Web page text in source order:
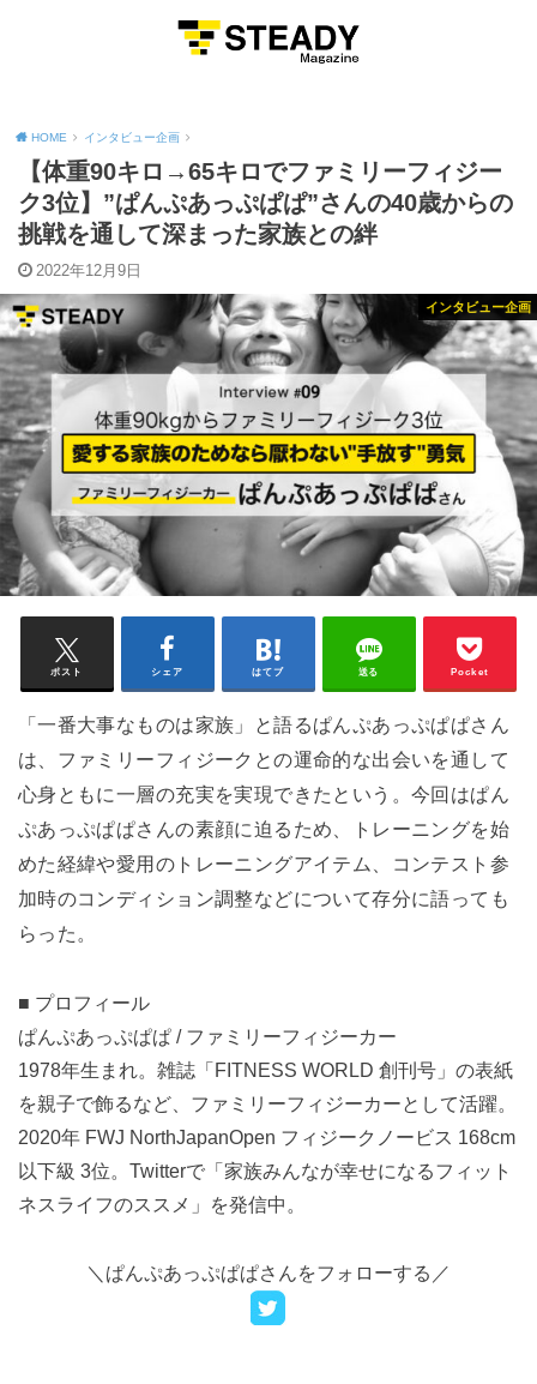
HOME インタビュー企画
【体重90キロ→65キロでファミリーフィジー
ク3位】”ぱんぷあっぷぱぱ”さんの40歳からの
挑戦を通して深まった家族との絆
2022年12月9日
インタビュー企画
ポスト シェア はてブ 送る Pocket
「一番大事なものは家族」と語るぱんぷあっぷぱぱさん
は、ファミリーフィジークとの運命的な出会いを通して
心身ともに一層の充実を実現できたという。今回はぱん
ぷあっぷぱぱさんの素顔に迫るため、トレーニングを始
めた経緯や愛用のトレーニングアイテム、コンテスト参
加時のコンディション調整などについて存分に語っても
らった。
■ プロフィール
ぱんぷあっぷぱぱ / ファミリーフィジーカー
1978年生まれ。雑誌「FITNESS WORLD 創刊号」の表紙
を親子で飾るなど、ファミリーフィジーカーとして活躍。
2020年 FWJ NorthJapanOpen フィジークノービス 168cm
以下級 3位。Twitterで「家族みんなが幸せになるフィット
ネスライフのススメ」を発信中。
＼ ぱんぷあっぷぱぱさんをフォローする／